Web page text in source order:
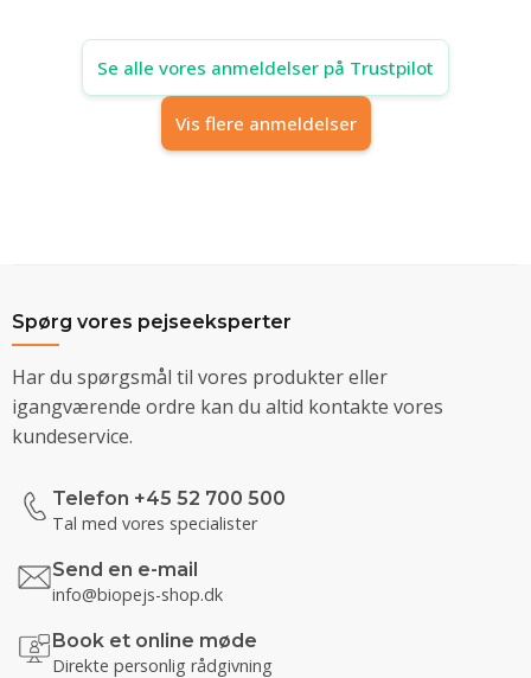
Se alle vores anmeldelser på Trustpilot
Vis flere anmeldelser
Spørg vores pejseeksperter
Har du spørgsmål til vores produkter eller
igangværende ordre kan du altid kontakte vores
kundeservice.
Telefon +45 52 700 500
Tal med vores specialister
Send en e-mail
info@biopejs-shop.dk
Book et online møde
Direkte personlig rådgivning